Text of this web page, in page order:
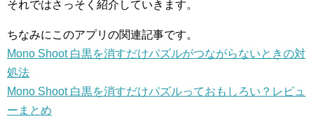
それではさっそく紹介していきます。
ちなみにこのアプリの関連記事です。
Mono Shoot 白黒を消すだけパズルがつながらないときの対
処法
Mono Shoot 白黒を消すだけパズルっておもしろい？レビュ
ーまとめ